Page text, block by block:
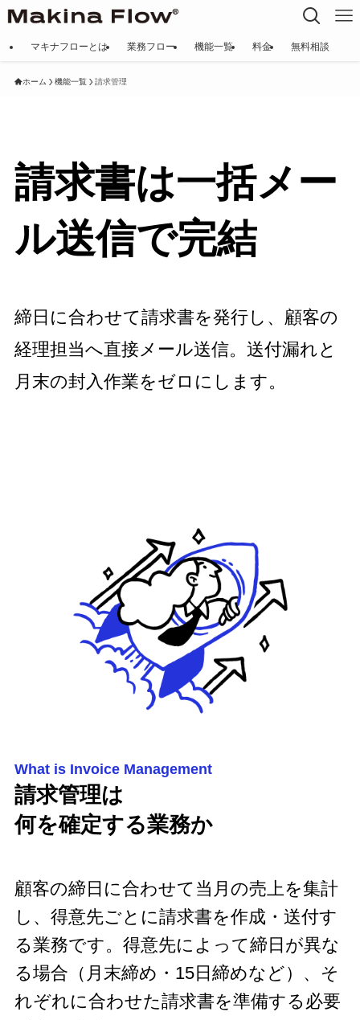
マキナフローとは 業務フロー 機能一覧 料金 無料相談
ホーム 機能一覧 請求管理
請求書は一括メー
ル送信で完結
締日に合わせて請求書を発行し、顧客の
経理担当へ直接メール送信。送付漏れと
月末の封入作業をゼロにします。
What is Invoice Management
請求管理は
何を確定する業務か
顧客の締日に合わせて当月の売上を集計
し、得意先ごとに請求書を作成・送付す
る業務です。得意先によって締日が異な
る場合（月末締め・15日締めなど）、そ
れぞれに合わせた請求書を準備する必要